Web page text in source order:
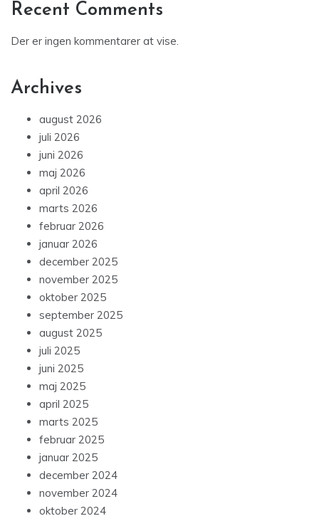
Recent Comments
Der er ingen kommentarer at vise.
Archives
august 2026
juli 2026
juni 2026
maj 2026
april 2026
marts 2026
februar 2026
januar 2026
december 2025
november 2025
oktober 2025
september 2025
august 2025
juli 2025
juni 2025
maj 2025
april 2025
marts 2025
februar 2025
januar 2025
december 2024
november 2024
oktober 2024